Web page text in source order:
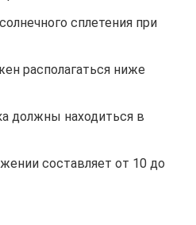
сплетения при
располагаться ниже
должны находиться в
составляет от 10 до